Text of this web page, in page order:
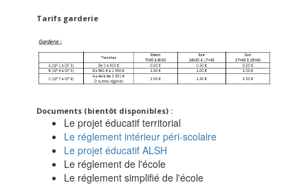
Tarifs garderie
Documents (bientôt disponibles) :
Le projet éducatif territorial
Le réglement intérieur péri-scolaire
Le projet éducatif ALSH
Le réglement de l'école
Le réglement simplifié de l'école